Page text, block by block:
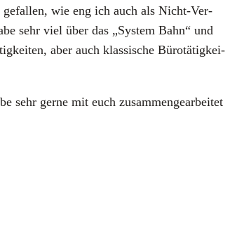
gefal­len, wie eng ich auch als Nicht-Ver­
sehr viel über das „Sys­tem Bahn“ und
aber auch klas­si­sche Büro­tä­tig­kei­
sehr ger­ne mit euch zusam­men­ge­ar­bei­tet